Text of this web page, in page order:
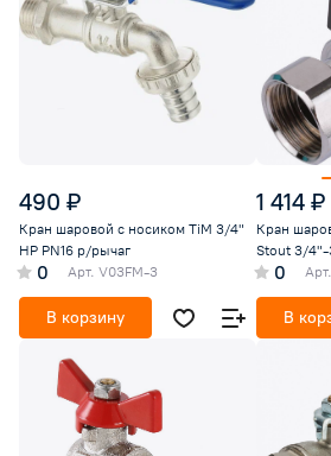
490 ₽
Кран шаровой с носиком TiM 3/4"
НР PN16 р/рычаг
0 Арт. V03FM-3
В корзину
1 414 ₽
Кран
Stout 3/
0 Арт.
В